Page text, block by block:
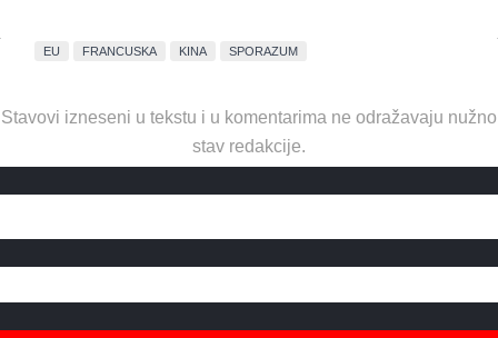
EU FRANCUSKA KINA SPORAZUM
Stavovi izneseni u tekstu i u komentarima ne odražavaju nužno
stav redakcije.